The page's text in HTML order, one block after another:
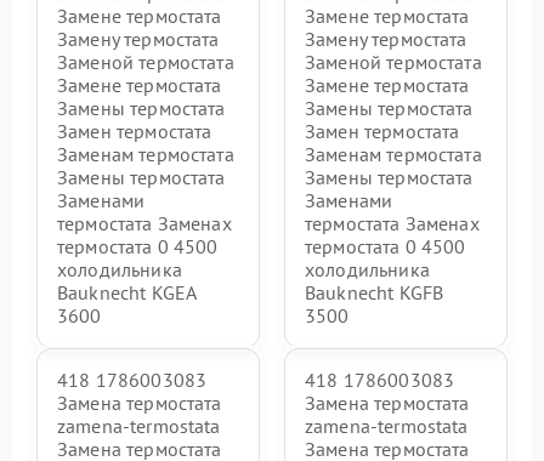
Замене термостата
Замену термостата
Заменой термостата
Замене термостата
Замены термостата
Замен термостата
Заменам термостата
Замены термостата
Заменами
термостата Заменах
термостата 0 4500
холодильника
Bauknecht KGEA
3600
Замене термостата
Замену термостата
Заменой термостата
Замене термостата
Замены термостата
Замен термостата
Заменам термостата
Замены термостата
Заменами
термостата Заменах
термостата 0 4500
холодильника
Bauknecht KGFB
3500
418 1786003083
Замена термостата
zamena-termostata
Замена термостата
418 1786003083
Замена термостата
zamena-termostata
Замена термостата